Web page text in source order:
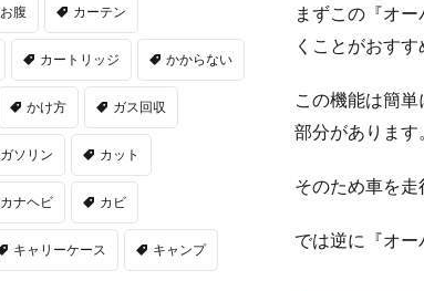
まずこの『オ
くことがおすす
この機能は簡
部分があります
そのため車を走
では逆に『オー
お腹 カーテン
カートリッジ かからない
かけ方 ガス回収
ガソリン カット
カナヘビ カビ
キャリーケース キャンプ